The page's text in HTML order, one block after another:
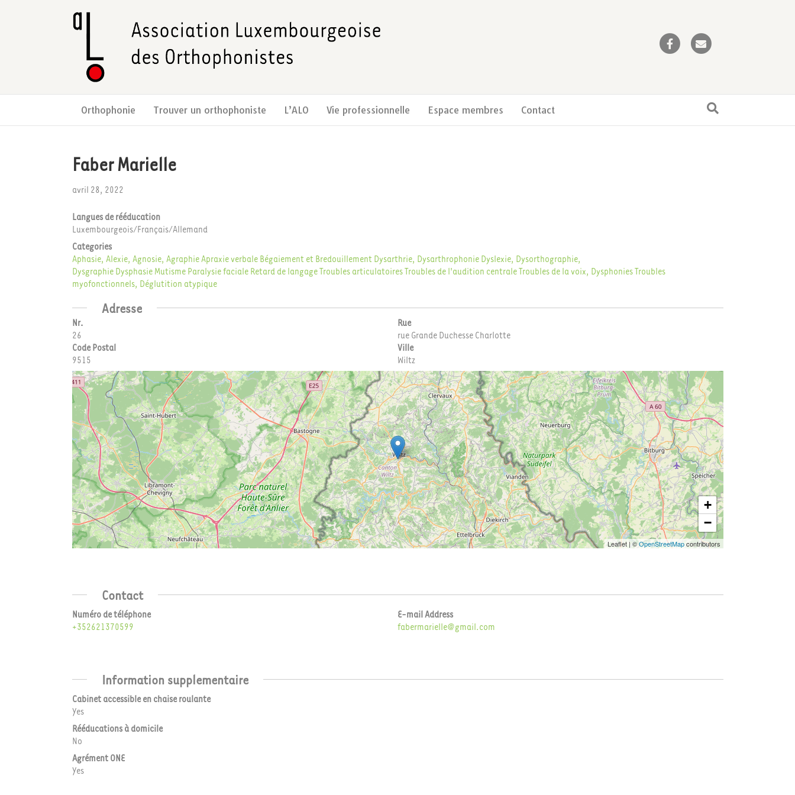
Facebook
Orthophonie Trouver un orthophoniste L’ALO Vie professionnelle Espace membres Contact
Faber Marielle
avril 28, 2022
Langues de rééducation
Luxembourgeois/Français/Allemand
Categories
Aphasie, Alexie, Agnosie, AgraphieApraxie verbale Bégaiement et Bredouillement Dysarthrie, Dysarthrophonie Dyslexie, Dysorthographie,
Dysgraphie Dysphasie Mutisme Paralysie faciale Retard de langageTroubles articulatoiresTroubles de l'audition centraleTroubles de la voix, DysphoniesTroubles
myofonctionnels, Déglutition atypique
Adresse
Nr.
26
Code Postal
9515
Rue
rue Grande Duchesse Charlotte
Ville
Wiltz
+
−
Leaflet |©OpenStreetMapcontributors
Contact
Numéro de téléphone
+352621370599
E-mail Address
fabermarielle@gmail.com
Information supplementaire
Cabinet accessible en chaise roulante
Yes
Rééducations à domicile
No
Agrément ONE
Yes